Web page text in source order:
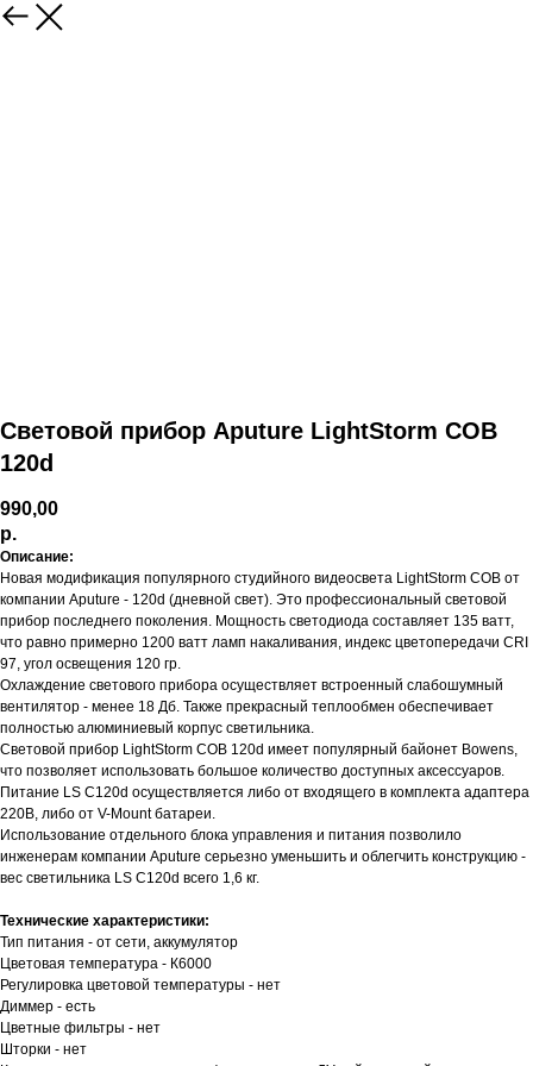
Световой прибор Aputure LightStorm COB
120d
990,00
р.
Описание:
Новая модификация популярного студийного видеосвета LightStorm COB от
компании Aputure - 120d (дневной свет). Это профессиональный световой
прибор последнего поколения. Мощность светодиода составляет 135 ватт,
что равно примерно 1200 ватт ламп накаливания, индекс цветопередачи CRI
97, угол освещения 120 гр.
Охлаждение светового прибора осуществляет встроенный слабошумный
вентилятор - менее 18 Дб. Также прекрасный теплообмен обеспечивает
полностью алюминиевый корпус светильника.
Световой прибор LightStorm COB 120d имеет популярный байонет Bowens,
что позволяет использовать большое количество доступных аксессуаров.
Питание LS C120d осуществляется либо от входящего в комплекта адаптера
220В, либо от V-Mount батареи.
Использование отдельного блока управления и питания позволило
инженерам компании Aputure серьезно уменьшить и облегчить конструкцию -
вес светильника LS C120d всего 1,6 кг.
Технические характеристики:
Тип питания - от сети, аккумулятор
Цветовая температура - К6000
Регулировка цветовой температуры - нет
Диммер - есть
Цветные фильтры - нет
Шторки - нет